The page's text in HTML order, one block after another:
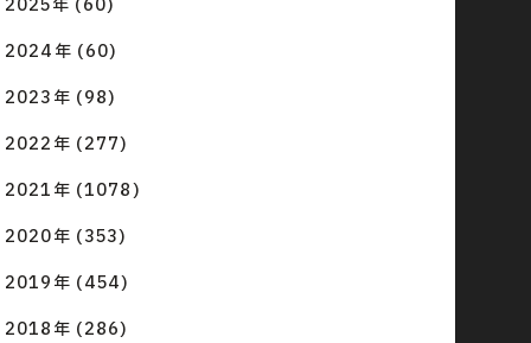
2025年 (60)
2024年 (60)
2023年 (98)
2022年 (277)
2021年 (1078)
2020年 (353)
2019年 (454)
2018年 (286)